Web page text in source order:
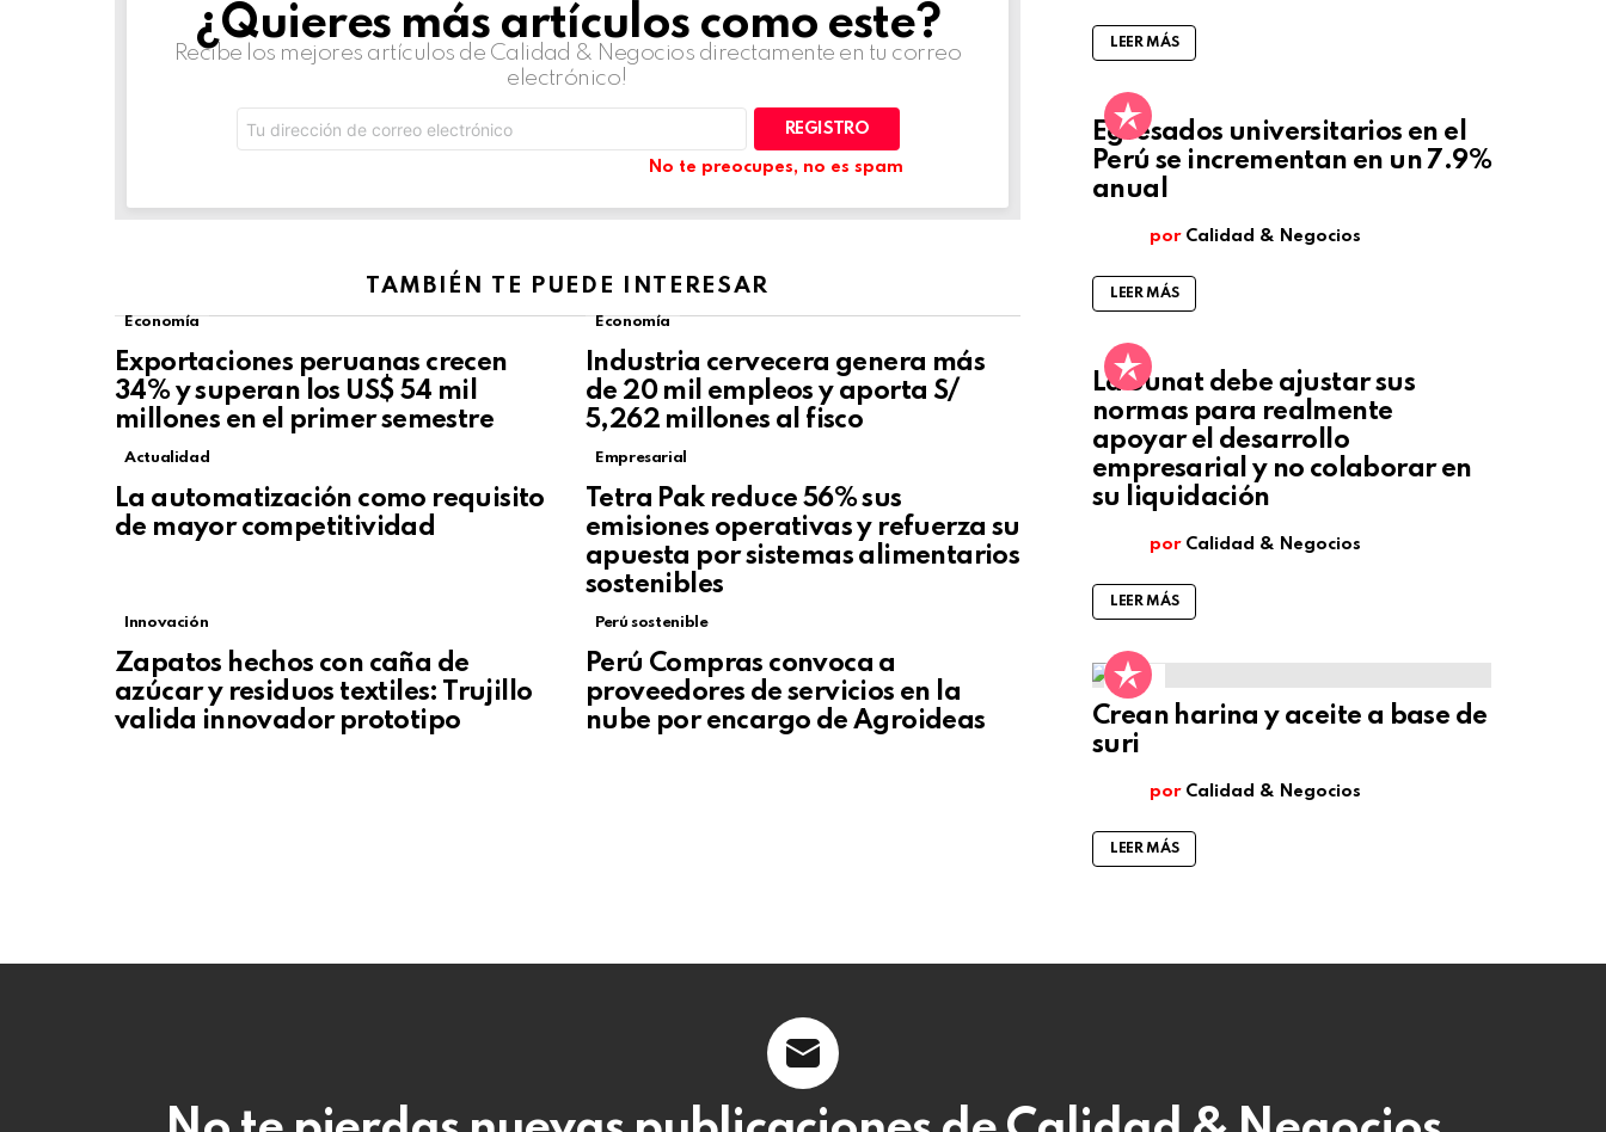
NEWSLETTER
¿Quieres más artículos como este?
Recibe los mejores artículos de Calidad & Negocios directamente en tu correo
electrónico!
de
correo
No te preocupes, no es spam
TAMBIÉN TE PUEDE INTERESAR
Economía
Exportaciones peruanas crecen
34% y superan los US$ 54 mil
millones en el primer semestre
Economía
Industria cervecera genera más
de 20 mil empleos y aporta S/
5,262 millones al fisco
Actualidad
La automatización como requisito
de mayor competitividad
Empresarial
Tetra Pak reduce 56% sus
emisiones operativas y refuerza su
apuesta por sistemas alimentarios
sostenibles
Innovación
Zapatos hechos con caña de
azúcar y residuos textiles: Trujillo
valida innovador prototipo
Perú sostenible
Perú Compras convoca a
proveedores de servicios en la
nube por encargo de Agroideas
LEER MÁS
Egresados universitarios en el
Perú se incrementan en un 7.9%
anual
por Calidad & Negocios
LEER MÁS
La Sunat debe ajustar sus
normas para realmente
apoyar el desarrollo
empresarial y no colaborar en
su liquidación
por Calidad & Negocios
LEER MÁS
4 Comentarios
Crean harina y aceite a base de
suri
por Calidad & Negocios
LEER MÁS